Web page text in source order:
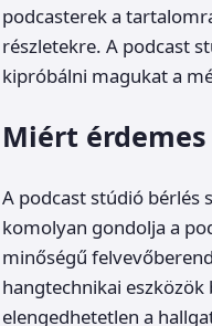
podcasterek a
részletekre. A podcast
kipróbálni magukat a
Miért
A podcast stúdió bérlés
komolyan gondolja a
minőségű
hangtechnikai
elengedhetetlen a